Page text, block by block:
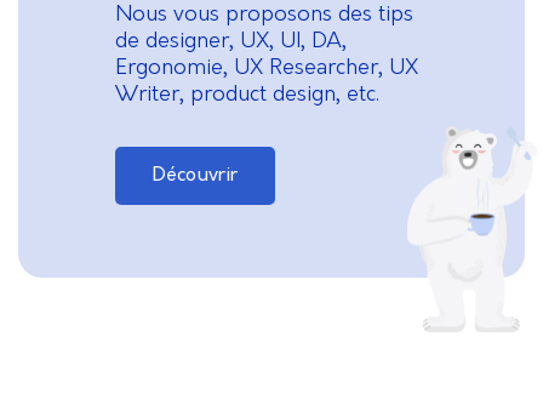
Nous vous proposons des tips
de designer, UX, UI, DA,
Ergonomie, UX Researcher, UX
Writer, product design, etc.
Découvrir